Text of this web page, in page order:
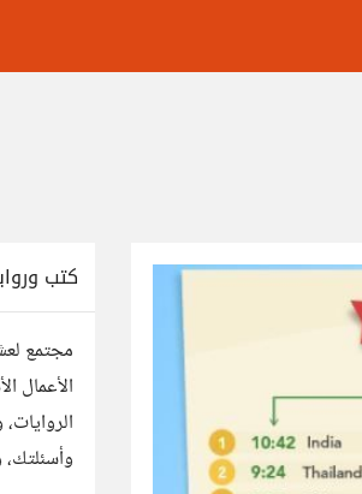
كتب
مجتمع
الأعمال